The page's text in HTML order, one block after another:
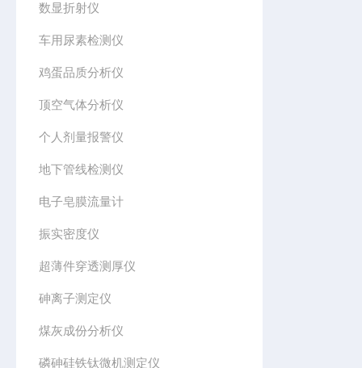
数显折射仪
车用尿素检测仪
鸡蛋品质分析仪
顶空气体分析仪
个人剂量报警仪
地下管线检测仪
电子皂膜流量计
振实密度仪
超薄件穿透测厚仪
砷离子测定仪
煤灰成份分析仪
磷砷硅铁钛微机测定仪